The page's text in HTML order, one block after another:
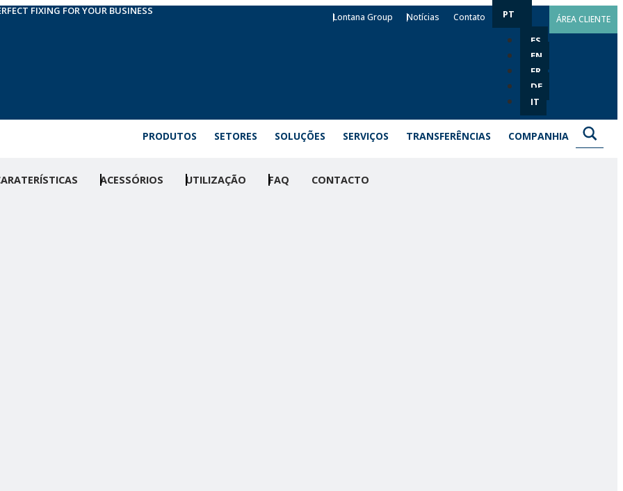
FIXING FOR YOUR BUSINESS
Lontana Group Notícias Contato PT
ES
EN
FR
DE
IT
ÁREA CLIENTE
PRODUTOS SETORES SOLUÇÕES SERVIÇOS TRANSFERÊNCIAS COMPANHIA
ACESSÓRIOS UTILIZAÇÃO FAQ CONTACTO